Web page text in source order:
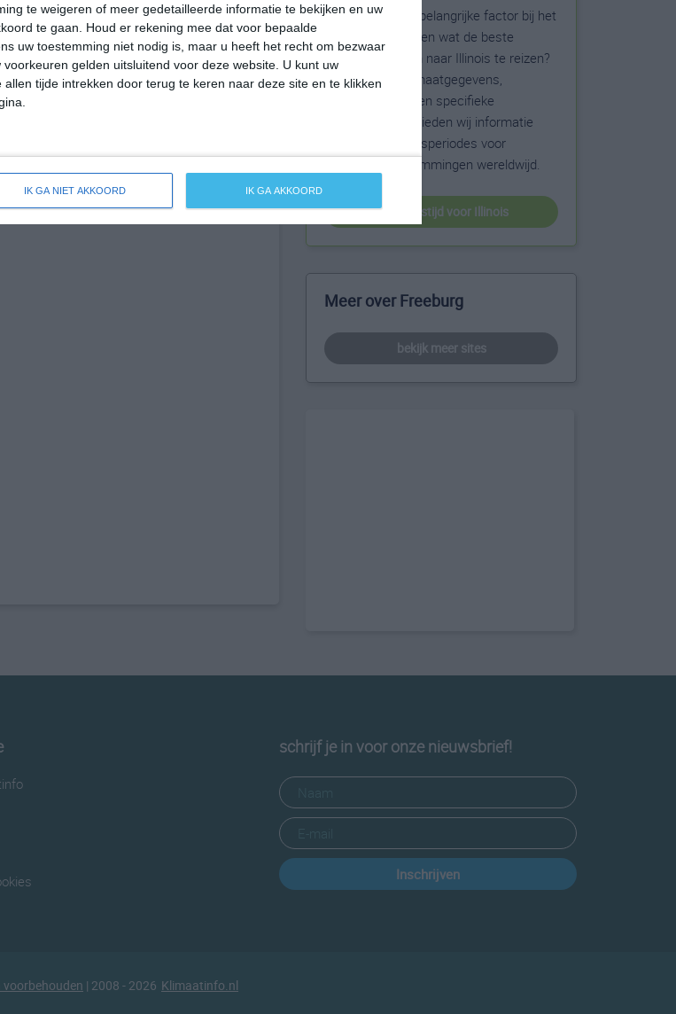
te weigeren of meer gedetailleerde informatie te bekijken en uw
te gaan.
Houd er rekening mee dat voor bepaalde
uw toestemming niet nodig is, maar u heeft het recht om bezwaar
gelden uitsluitend voor deze website. U kunt uw
tijde intrekken door terug te keren naar deze site en te klikken
IK GA NIET AKKOORD IK GA AKKOORD
00:00 03:00 06:00
Z 1 Z 1 Z 1
Freeburg
Het weer is een belangrijke factor bij het
reizen. Wil je weten wat de beste
maanden zijn om naar Illinois te reizen?
Op basis van klimaatgegevens,
weersextremen en specifieke
weerinformatie bieden wij informatie
over de beste reisperiodes voor
duizenden bestemmingen wereldwijd.
beste reistijd voor Illinois
Meer over Freeburg
bekijk meer sites
schrijf je in voor onze nieuwsbrief!
Inschrijven
voorbehouden | 2008 - 2026 Klimaatinfo.nl